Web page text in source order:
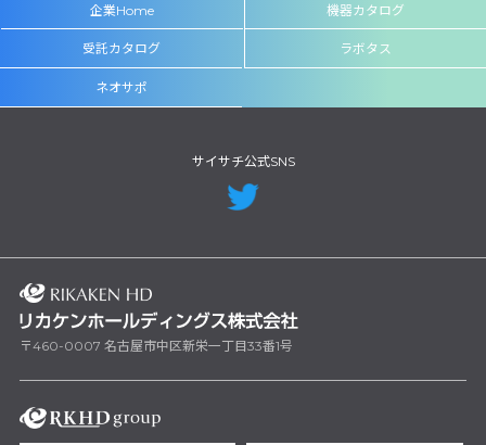
企業Home 機器カタログ
受託カタログ ラボタス
ネオサポ
サイサチ公式SNS
〒460-0007 名古屋市中区新栄一丁目33番1号